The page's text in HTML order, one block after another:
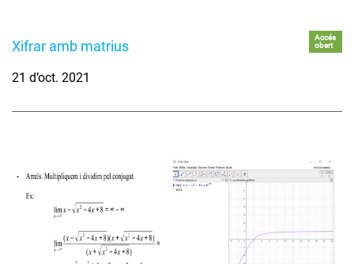
Xifrar amb matrius
Accés
obert
21 d’oct. 2021